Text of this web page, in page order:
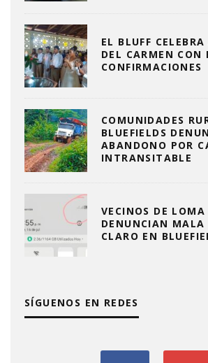
EL BLUFF
DEL CARMEN CON
CONFIRMACIONES
COMUNIDADES
BLUEFIELDS
ABANDONO POR
INTRANSITABLE
VECINOS DE LOMA
DENUNCIAN MALA
CLARO EN
SÍGUENOS EN REDES